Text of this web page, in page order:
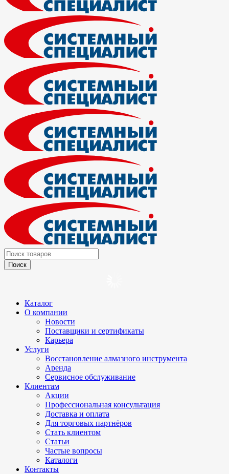
Каталог
О компании
Новости
Поставщики и сертификаты
Карьера
Услуги
Восстановление алмазного инструмента
Аренда
Сервисное обслуживание
Клиентам
Акции
Профессиональная консультация
Доставка и оплата
Для торговых партнёров
Стать клиентом
Статьи
Частые вопросы
Каталоги
Контакты